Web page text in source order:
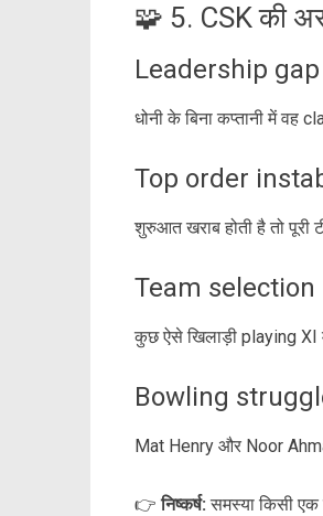
🧩 5. CSK की
Leadership gap
धोनी के बिना कप्तानी में
Top order
शुरुआत खराब होती है तो पूरी
Team selection
कुछ ऐसे खिलाड़ी playing XI
Bowling
Mat Henry और Noor
👉निष्कर्ष: समस्या किसी एक